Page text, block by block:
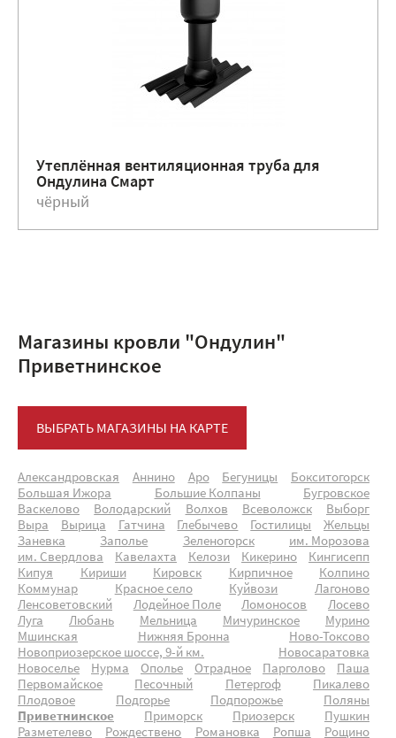
Утеплённая вентиляционная труба для
Ондулина Смарт
чёрный
Магазины кровли "Ондулин"
Приветнинское
ВЫБРАТЬ МАГАЗИНЫ НА КАРТЕ
Александровская Аннино Аро Бегуницы
Бокситогорск
Большая Ижора
Большие Колпаны
Бугровское
Васкелово
Володарский Волхов Всеволожск
Выборг
Выра
Вырица Гатчина Глебычево Гостилицы
Жельцы
Заневка
Заполье Зеленогорск
им. Морозова
им. Свердлова
Кавелахта Келози Кикерино
Кингисепп
Кипуя
Кириши Кировск Кирпичное
Колпино
Коммунар
Красное село Куйвози
Лагоново
Ленсоветовский
Лодейное Поле Ломоносов
Лосево
Луга
Любань Мельница Мичуринское
Мурино
Мшинская
Нижняя Бронна
Ново-Токсово
Новоприозерское шоссе, 9-й км.
Новосаратовка
Новоселье
Нурма Ополье Отрадное Парголово
Паша
Первомайское
Песочный Петергоф
Пикалево
Плодовое
Подгорье Подпорожье
Поляны
Приветнинское
Приморск Приозерск
Пушкин
Разметелево
Рождествено Романовка Ропша Рощино